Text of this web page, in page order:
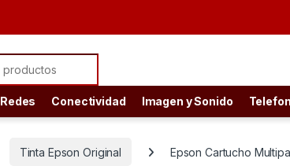
Redes Conectividad Imagen y Sonido
Tinta Epson Original Epson Cartucho